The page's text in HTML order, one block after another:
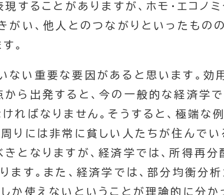
現することがありますが、ホモ・エコノ
がい、他人とのつながりといったもの
。
ない重要な要因があると思います。効
ら出発すると、今の一般的な経済学
ればなりません。そうすると、極端な
りには非常に貧しい人たちが住んで
となりますが、経済学では、所得再
ます。また、経済学では、部分均衡分
か使えないということが理論的に分か